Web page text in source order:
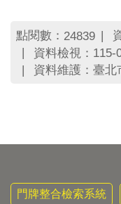
點閱數： 24839
資料檢視：115-
資料維護：臺北
門牌整合檢索系統